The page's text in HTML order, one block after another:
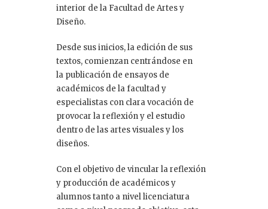
interior de la Facultad de Artes y
Diseño.
Desde sus inicios, la edición de sus
textos, comienzan centrándose en
la publicación de ensayos de
académicos de la facultad y
especialistas con clara vocación de
provocar la reflexión y el estudio
dentro de las artes visuales y los
diseños.
Con el objetivo de vincular la reflexión
y producción de académicos y
alumnos tanto a nivel licenciatura